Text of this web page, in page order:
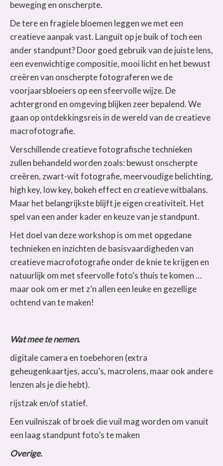
beweging en onscherpte.
De tere en fragiele bloemen leggen we met een
creatieve aanpak vast. Languit op je buik of toch een
ander standpunt? Door goed gebruik van de juiste lens,
een evenwichtige compositie, mooi licht en het bewust
creëren van onscherpte fotograferen we de
voorjaarsbloeiers op een sfeervolle wijze. De
achtergrond en omgeving blijken zeer bepalend. We
gaan op ontdekkingsreis in de wereld van de creatieve
macrofotografie.
Verschillende creatieve fotografische technieken
zullen behandeld worden zoals: bewust onscherpte
creëren, zwart-wit fotografie, meervoudige belichting,
high key, low key, bokeh effect en creatieve witbalans.
Maar het belangrijkste blijft je eigen creativiteit. Het
spel van een ander kader en keuze van je standpunt.
Het doel van deze workshop is om met opgedane
technieken en inzichten de basisvaardigheden van
creatieve macrofotografie onder de knie te krijgen en
natuurlijk om met sfeervolle foto’s thuis te komen …
maar ook om er met z’n allen een leuke en gezellige
ochtend van te maken!
Wat mee te nemen.
digitale camera en toebehoren (extra
geheugenkaartjes, accu’s, macrolens, maar ook andere
lenzen als je die hebt).
rijstzak en/of statief.
Een vuilniszak of broek die vuil mag worden om vanuit
een laag standpunt foto’s te maken
Overige.